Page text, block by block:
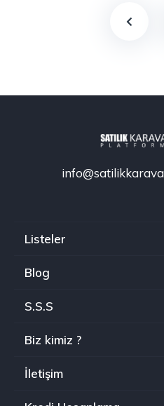
Listeler
Blog
S.S.S
Biz kimiz ?
İletişim